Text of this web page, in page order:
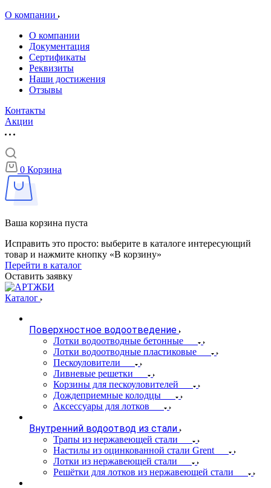
О компании
О компании
Документация
Сертификаты
Реквизиты
Наши достижения
Отзывы
Контакты
Акции
0 Корзина
Ваша корзина пуста
Исправить это просто: выберите в каталоге интересующий
товар и нажмите кнопку «В корзину»
Перейти в каталог
Оставить заявку
Каталог
Поверхностное водоотведение
Лотки водоотводные бетонные
Лотки водоотводные пластиковые
Пескоуловители
Ливневые решетки
Корзины для пескоуловителей
Дождеприемные колодцы
Аксессуары для лотков
Внутренний водоотвод из стали
Трапы из нержавеющей стали
Настилы из оцинкованной стали Grent
Лотки из нержавеющей стали
Решётки для лотков из нержавеющей стали